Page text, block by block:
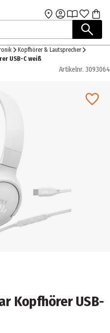
Zum Hauptinhalt
Kopfhörer & Lautsprecher
USB-C weiß
Artikelnr. 3093064
Kopfhörer USB-